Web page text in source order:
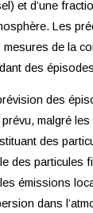
et d’une
Les
mesures de la
des
des
prévu, malgré
des
des particules
émissions
dans